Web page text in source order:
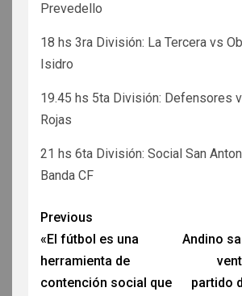
Prevedello
18 hs 3ra División: La Tercera vs
Isidro
19.45 hs 5ta División: Defensores
Rojas
21 hs 6ta División: Social San
Banda CF
Previous
«El fútbol es una
herramienta de
contención social que
Andino
partido